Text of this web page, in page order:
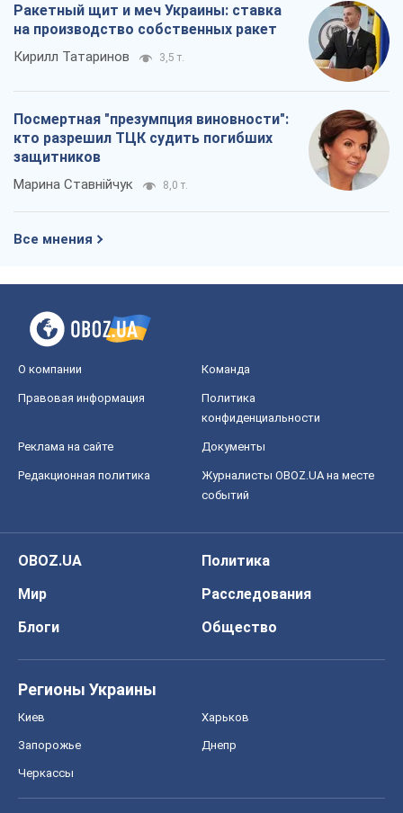
Ракетный щит и меч Украины: ставка
на производство собственных ракет
Кирилл Татаринов 3,5 т.
Посмертная "презумпция виновности":
кто разрешил ТЦК судить погибших
защитников
Марина Ставнійчук 8,0 т.
Все мнения
О компании Команда
Правовая информация
Политика
конфиденциальности
Реклама на сайте Документы
Редакционная политика
Журналисты OBOZ.UA на месте
событий
OBOZ.UA
Политика
Мир
Расследования
Блоги
Общество
Регионы Украины
Киев Харьков
Запорожье Днепр
Черкассы